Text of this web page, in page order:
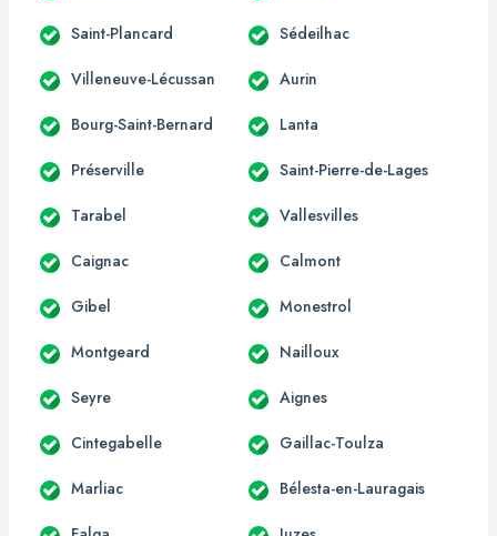
Saint-Plancard Sédeilhac
Villeneuve-Lécussan Aurin
Bourg-Saint-Bernard Lanta
Préserville Saint-Pierre-de-Lages
Tarabel Vallesvilles
Caignac Calmont
Gibel Monestrol
Montgeard Nailloux
Seyre Aignes
Cintegabelle Gaillac-Toulza
Marliac Bélesta-en-Lauragais